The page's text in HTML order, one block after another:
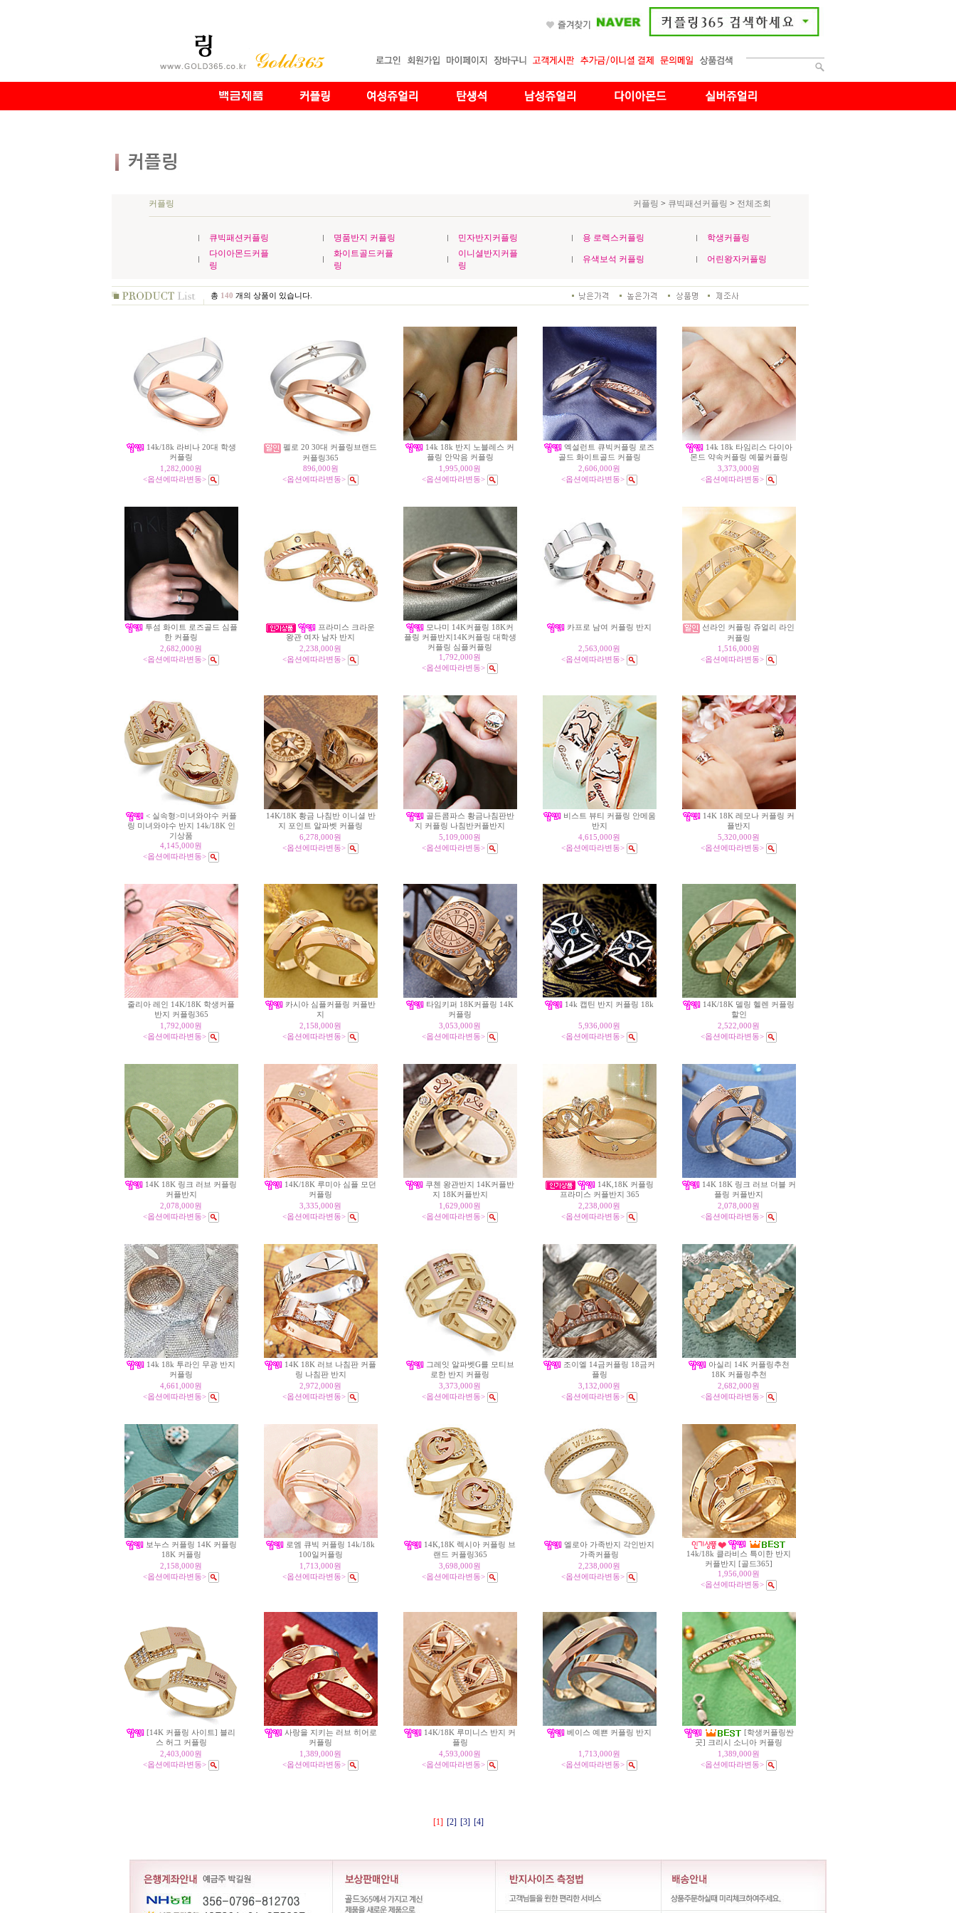
커플링 커플링 > 큐빅패션커플링 > 전체조회
큐빅패션커플링 명품반지 커플링 민자반지커플링 용 로렉스커플링
학생커플링
다이아몬드커플
링
화이트골드커플
링
이니셜반지커플
링
유색보석 커플링 어린왕자커플링
총 140 개의 상품이 있습니다.
14k/18k 라비나 20대 학생
커플링
1,282,000원
<옵션에따라변동>
펠로 20 30대 커플링브랜드
커플링365
896,000원
<옵션에따라변동>
14k 18k 반지 노블레스 커
플링 안막음 커플링
1,995,000원
<옵션에따라변동>
엑설런트 큐빅커플링 로즈
골드 화이트골드 커플링
2,606,000원
<옵션에따라변동>
14k 18k 타임리스 다이아
몬드 약속커플링 예물커플링
3,373,000원
<옵션에따라변동>
투섬 화이트 로즈골드 심플
한 커플링
2,682,000원
<옵션에따라변동>
프라미스 크라운
왕관 여자 남자 반지
2,238,000원
<옵션에따라변동>
모나미 14K커플링 18K커
플링 커플반지14K커플링 대학생
커플링 심플커플링
1,792,000원
<옵션에따라변동>
카프로 남여 커플링 반지
2,563,000원
<옵션에따라변동>
선라인 커플링 쥬얼리 라인
커플링
1,516,000원
<옵션에따라변동>
< 실속형>미녀와야수 커플
링 미녀와야수 반지 14k/18K 인
기상품
4,145,000원
<옵션에따라변동>
14K/18K 황금 나침반 이니셜 반
지 포인트 알파벳 커플링
6,278,000원
<옵션에따라변동>
골든콤파스 황금나침판반
지 커플링 나침반커플반지
5,109,000원
<옵션에따라변동>
비스트 뷰티 커플링 안메움
반지
4,615,000원
<옵션에따라변동>
14K 18K 레모나 커플링 커
플반지
5,320,000원
<옵션에따라변동>
줄리아 레인 14K/18K 학생커플
반지 커플링365
1,792,000원
<옵션에따라변동>
카시아 심플커플링 커플반
지
2,158,000원
<옵션에따라변동>
타임키퍼 18K커플링 14K
커플링
3,053,000원
<옵션에따라변동>
14k 캡틴 반지 커플링 18k
5,936,000원
<옵션에따라변동>
14K/18K 델링 헬렌 커플링
할인
2,522,000원
<옵션에따라변동>
14K 18K 링크 러브 커플링
커플반지
2,078,000원
<옵션에따라변동>
14K/18K 루미아 심플 모던
커플링
3,335,000원
<옵션에따라변동>
쿠첸 왕관반지 14K커플반
지 18K커플반지
1,629,000원
<옵션에따라변동>
14K,18K 커플링
프라미스 커플반지 365
2,238,000원
<옵션에따라변동>
14K 18K 링크 러브 더블 커
플링 커플반지
2,078,000원
<옵션에따라변동>
14k 18k 투라인 무광 반지
커플링
4,661,000원
<옵션에따라변동>
14K 18K 러브 나침판 커플
링 나침판 반지
2,972,000원
<옵션에따라변동>
그레잇 알파벳G를 모티브
로한 반지 커플링
3,373,000원
<옵션에따라변동>
조이엘 14금커플링 18금커
플링
3,132,000원
<옵션에따라변동>
아실리 14K 커플링추천
18K 커플링추천
2,682,000원
<옵션에따라변동>
보누스 커플링 14K 커플링
18K 커플링
2,158,000원
<옵션에따라변동>
로엠 큐빅 커플링 14k/18k
100일커플링
1,713,000원
<옵션에따라변동>
14K,18K 렉시아 커플링 브
랜드 커플링365
3,698,000원
<옵션에따라변동>
엘로아 가족반지 각인반지
가족커플링
2,238,000원
<옵션에따라변동>
14k/18k 클라비스 특이한 반지
커플반지 [골드365]
1,956,000원
<옵션에따라변동>
[14K 커플링 사이트] 블리
스 허그 커플링
2,403,000원
<옵션에따라변동>
사랑을 지키는 러브 히어로
커플링
1,389,000원
<옵션에따라변동>
14K/18K 루미니스 반지 커
플링
4,593,000원
<옵션에따라변동>
베이스 예쁜 커플링 반지
1,713,000원
<옵션에따라변동>
[학생커플링싼
곳] 크리시 소니아 커플링
1,389,000원
<옵션에따라변동>
[1] [2] [3] [4]